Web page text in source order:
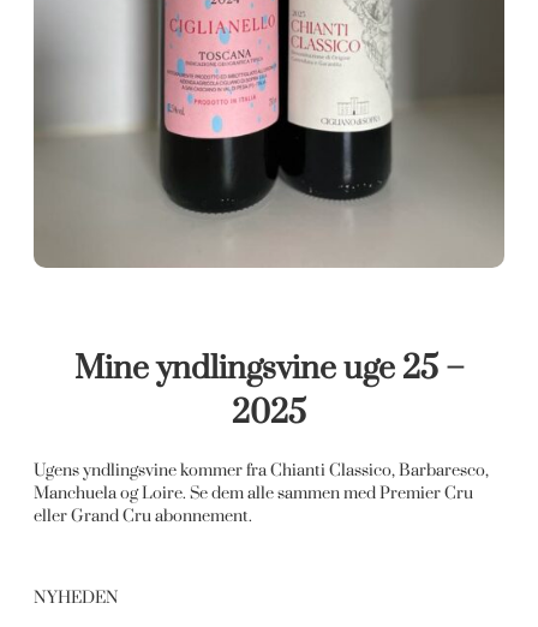
Mine yndlingsvine uge 25 –
2025
Ugens yndlingsvine kommer fra Chianti Classico, Barbaresco,
Manchuela og Loire. Se dem alle sammen med Premier Cru
eller Grand Cru abonnement.
NYHEDEN